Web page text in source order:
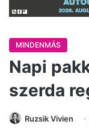
MINDENMÁS
Napi
szerda
Ruzsik Vivien